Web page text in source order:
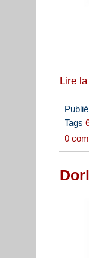
Lire
Tags
0